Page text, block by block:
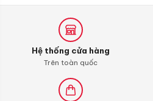
Hệ thống cửa hàng
Trên toàn quốc